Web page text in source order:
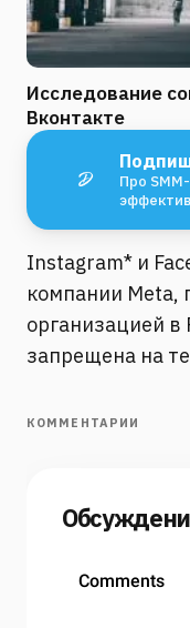
Исследование
Вконтакте
Про
Instagram* и
компании Meta,
организацией в
запрещена на
КОММЕНТАРИИ